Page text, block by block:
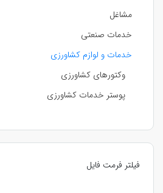
مشاغل
خدمات صنعتی
خدمات و لوازم کشاورزی
وکتورهای کشاورزی
پوستر خدمات کشاورزی
فیلتر فرمت فایل